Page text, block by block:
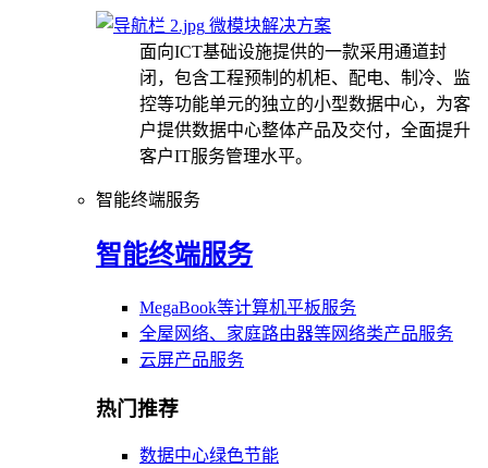
微模块解决方案
面向ICT基础设施提供的一款采用通道封
闭，包含工程预制的机柜、配电、制冷、监
控等功能单元的独立的小型数据中心，为客
户提供数据中心整体产品及交付，全面提升
客户IT服务管理水平。
智能终端服务
智能终端服务
MegaBook等计算机平板服务
全屋网络、家庭路由器等网络类产品服务
云屏产品服务
热门推荐
数据中心绿色节能